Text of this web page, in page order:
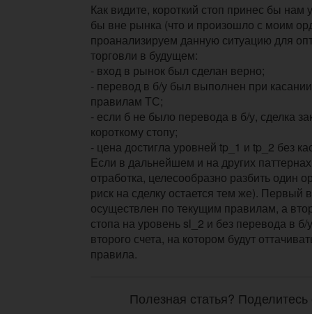
Как видите, короткий стоп принес бы нам
бы вне рынка (что и произошло с моим
проанализируем данную ситуацию для
торговли в будущем:
- вход в рынок был сделан верно;
- перевод в б/у был выполнен при
правилам ТС;
- если б не было перевода в б/у, сделка
короткому стопу;
- цена достигла уровней tp_1 и tp_2 без
Если в дальнейшем и на других
отработка, целесообразно разбить один
риск на сделку остается тем же). Первый
осуществлен по текущим правилам, а
стопа на уровень sl_2 и без перевода в
второго счета, на котором будут
правила.
Полезная статья?